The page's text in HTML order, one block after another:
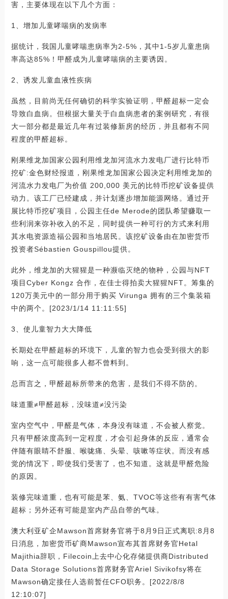
害，主要体现在以下几个方面：
1、增加儿童哮喘病的发病率
据统计，我国儿童哮喘患病率为2-5%，其中1-5岁儿童患病
率高达85%！甲醛成为儿童哮喘病的主要诱因。
2、诱发儿童血液性疾病
虽然，目前尚无任何确切的科学实验证明，甲醛超标一定会
导致白血病。但根据大量关于白血病患者的案例研究，有很
大一部分都是最近几年有过装修新房的经历，并且都有不同
程度的甲醛超标。
刚果维龙加国家公园利用维龙加河流水力发电厂进行比特币
挖矿:金色财经报道，刚果维龙加国家公园决定利用维龙加的
河流水力发电厂为价值 200,000 美元的比特币挖矿设备提供
动力。该工厂已经建成，并计划逐步增加能源网络。通过开
展比特币挖矿项目，公园主任de Merode的团队希望赚取一
些利润来弥补收入的不足，同时提供一种可行的方式来利用
其水电资源造福公园和当地居民。该挖矿设备由在加密货币
投资者Sébastien Gouspillou提供。
此外，维龙加的大猩猩是一种濒临灭绝的物种，公园与NFT
项目Cyber Kongz 合作，在佳士得拍卖大猩猩NFT。筹集的
120万美元中的一部分用于购买 Virunga 拥有的三个集装箱
中的两个。[2023/1/14 11:11:55]
3、使儿童智力大大降低
长期处在甲醛超标的环境下，儿童的智力也会受到很大的影
响，这一点可能很多人都不曾料到。
总而言之，甲醛超标所带来的危害，是我们不得不防的。
味道重≠甲醛超标，没味道≠没污染
室内空气中，甲醛是气体，本身没有味道，不会被人察觉。
只有甲醛浓度高到一定程度，才会引起身体的反应，通常会
伴随有眼睛不舒服、喉咙痛、头晕、咳嗽等症状。而没有感
觉的情况下，即使我们受害了，也不知道。这就是甲醛危险
的原因。
装修完味道重，也有可能是苯、氨、TVOC等这些有有害气体
超标；另外还有可能是室内产品自带的气味。
澳大利亚矿企Mawson首席财务官将于8月9日正式离职:8月8
日消息，加密货币矿商Mawson宣布其首席财务官Hetal
Majithia辞职，Filecoin上去中心化存储提供商Distributed
Data Storage Solutions首席财务官Ariel Sivikofsy将在
Mawson确定接任人选前暂任CFO职务。[2022/8/8
12:10:07]